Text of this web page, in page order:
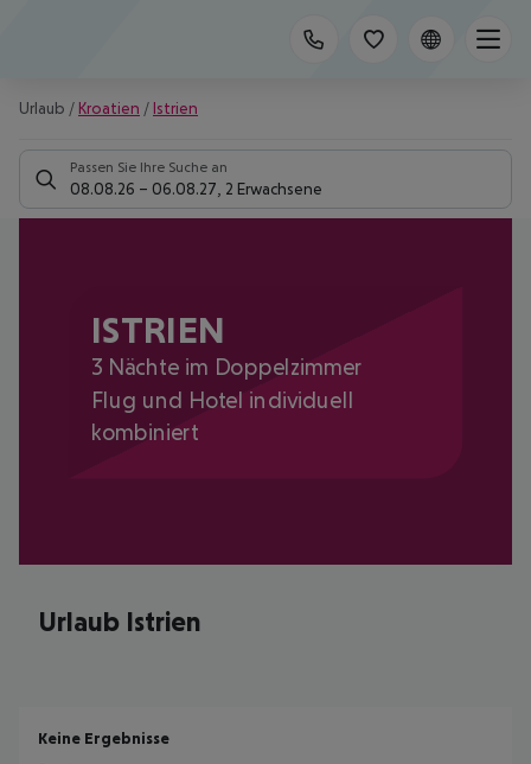
Urlaub / Kroatien / Istrien
Passen Sie Ihre Suche an
08.08.26 – 06.08.27 2 Erwachsene
ISTRIEN
3 Nächte im Doppelzimmer
Flug und Hotel individuell
kombiniert
Urlaub Istrien
Keine Ergebnisse